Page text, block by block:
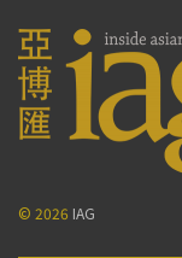
© 2026 IAG